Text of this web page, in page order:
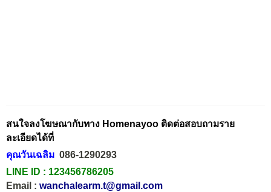
สนใจลงโฆษณากับทาง Homenayoo ติดต่อสอบถามราย
ละเอียดได้ที่
คุณวันเฉลิม 086-1290293
LINE ID : 123456786205
Email : wanchalearm.t@gmail.com